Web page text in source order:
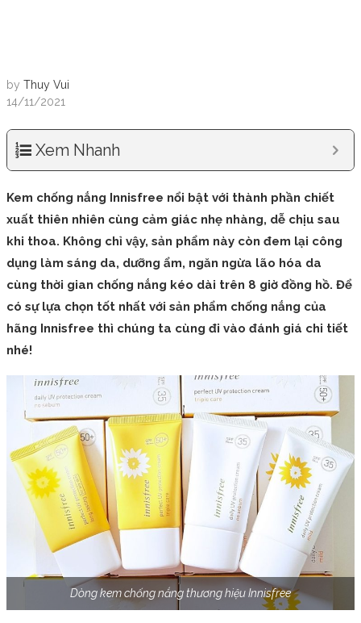
by Thuy Vui
14/11/2021
Xem Nhanh
Kem chống nắng Innisfree nổi bật với thành phần chiết
xuất thiên nhiên cùng cảm giác nhẹ nhàng, dễ chịu sau
khi thoa. Không chỉ vậy, sản phẩm này còn đem lại công
dụng làm sáng da, dưỡng ẩm, ngăn ngừa lão hóa da
cùng thời gian chống nắng kéo dài trên 8 giờ đồng hồ. Để
có sự lựa chọn tốt nhất với sản phẩm chống nắng của
hãng Innisfree thì chúng ta cùng đi vào đánh giá chi tiết
nhé!
Dòng kem chống nắng thương hiệu Innisfree